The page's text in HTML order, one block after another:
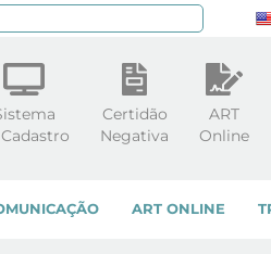
ART ONLINE
Certidão
Negativa
ART
Online